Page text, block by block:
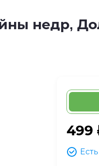
недр,
499